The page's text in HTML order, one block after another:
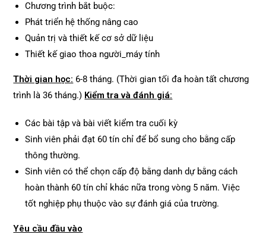
Chương trình bắt buộc:
Phát triển hệ thống nâng cao
Quản trị và thiết kế cơ sở dữ liệu
Thiết kế giao thoa người_máy tính
Thời gian học: 6-8 tháng. (Thời gian tối đa hoàn tất chương
trình là 36 tháng.) Kiểm tra và đánh giá:
Các bài tập và bài viết kiểm tra cuối kỳ
Sinh viên phải đạt 60 tín chỉ để bổ sung cho bằng cấp
thông thường.
Sinh viên có thể chọn cấp độ bằng danh dự bằng cách
hoàn thành 60 tín chỉ khác nữa trong vòng 5 năm. Việc
tốt nghiệp phụ thuộc vào sự đánh giá của trường.
Yêu cầu đầu vào